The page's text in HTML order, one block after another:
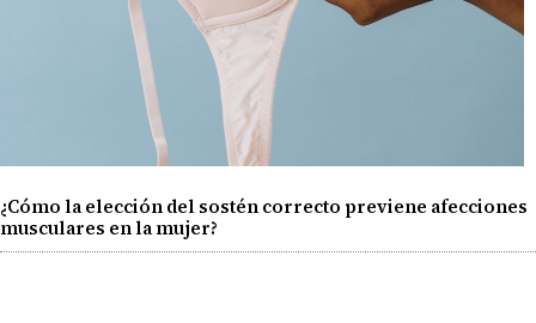
¿Cómo la elección del sostén correcto previene afecciones
musculares en la mujer?